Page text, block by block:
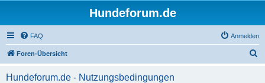
Hundeforum.de
FAQ Anmelden
Foren-Übersicht
Hundeforum.de - Nutzungsbedingungen